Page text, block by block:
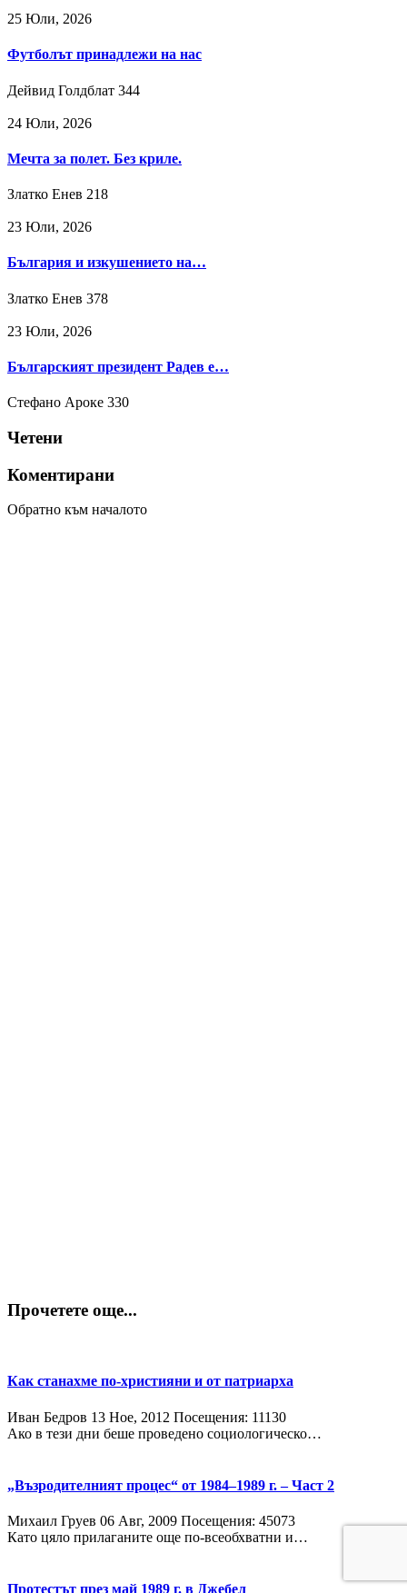
25 Юли, 2026
Футболът принадлежи на нас
Дейвид Голдблат 344
24 Юли, 2026
Мечта за полет. Без криле.
Златко Енев 218
23 Юли, 2026
България и изкушението на…
Златко Енев 378
23 Юли, 2026
Българският президент Радев е…
Стефано Ароке 330
Четени
Коментирани
Обратно към началото
Прочетете още...
Как станахме по-християни и от патриарха
Иван Бедров 13 Ное, 2012 Посещения: 11130
Ако в тези дни беше проведено социологическо…
„Възродителният процес“ от 1984–1989 г. – Част 2
Михаил Груев 06 Авг, 2009 Посещения: 45073
Като цяло прилаганите още по-всеобхватни и…
Протестът през май 1989 г. в Джебел